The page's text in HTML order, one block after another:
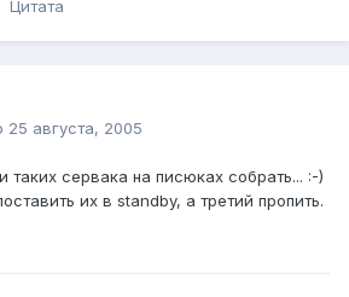
Цитата
25 августа, 2005
таких сервака на писюках собрать... :-)
их в standby, а третий пропить.